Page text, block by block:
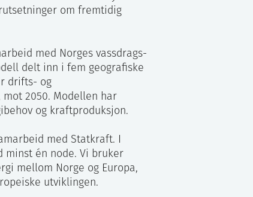
om fremtidig
med Norges vassdrags-
delt inn i fem geografiske
drifts- og
2050. Modellen har
og kraftproduksjon.
med Statkraft. I
én node. Vi bruker
mellom Norge og Europa,
utviklingen.